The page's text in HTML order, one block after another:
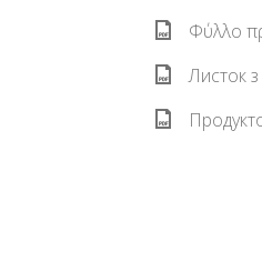
Φύλλο
Листок